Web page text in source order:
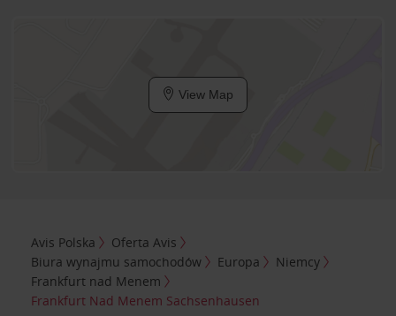
View Map
Avis Polska
Oferta Avis
Biura wynajmu samochodów
Europa
Niemcy
Frankfurt nad Menem
Frankfurt Nad Menem Sachsenhausen